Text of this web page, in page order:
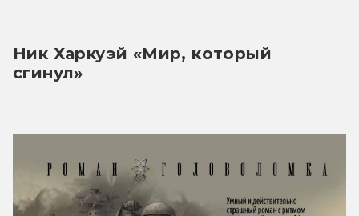
Ник Харкуэй «Мир, который
сгинул»